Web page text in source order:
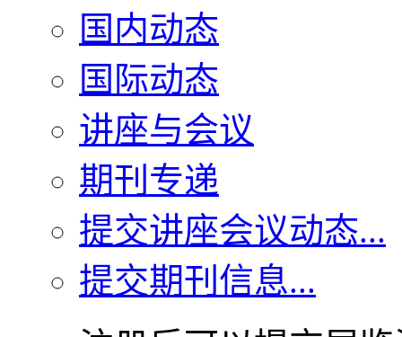
国内动态
国际动态
讲座与会议
期刊专递
提交讲座会议动态...
提交期刊信息...